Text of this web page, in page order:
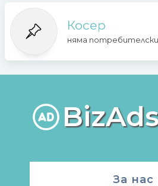
Косер
няма
За нас